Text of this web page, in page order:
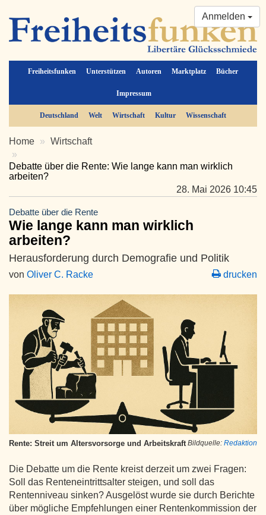
Freiheitsfunken Unterstützen Autoren Marktplatz Bücher
Impressum
Anmelden
Deutschland Welt Wirtschaft Kultur Wissenschaft
Home Wirtschaft
Debatte über die Rente: Wie lange kann man wirklich
arbeiten?
28. Mai 2026 10:45
Debatte über die Rente
Wie lange kann man wirklich
arbeiten?
Herausforderung durch Demografie und Politik
von Oliver C. Racke drucken
Bildquelle: Redaktion
Rente: Streit um Altersvorsorge und Arbeitskraft
Die Debatte um die Rente kreist derzeit um zwei Fragen:
Soll das Renteneintrittsalter steigen, und soll das
Rentenniveau sinken? Ausgelöst wurde sie durch Berichte
über mögliche Empfehlungen einer Rentenkommission der